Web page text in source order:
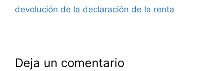
devolución de la declaración de la renta
Deja un comentario